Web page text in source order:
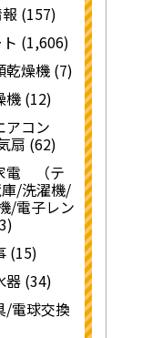
(157)
(1,606)
乾燥機 (7)
機 (12)
アコン
扇 (62)
電 （テ
/洗濯機/
/電子レン
(15)
器 (34)
/電球交換